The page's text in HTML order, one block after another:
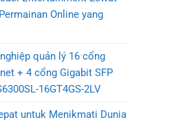
Online yang
quản lý 16 cổng
+ 4 cổng Gigabit SFP
16GT4GS-2LV
untuk Menikmati Dunia